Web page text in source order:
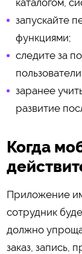
каталогом,
запускайте
функциями;
следите за
заранее
развитие
Когда
Приложение
сотрудник
должно
заказ, запись,